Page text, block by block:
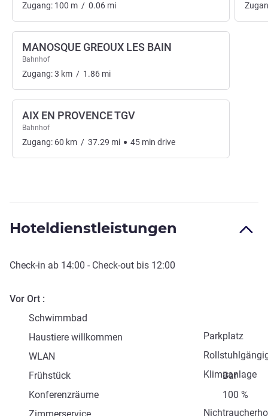
Zugang: 100 m / 0.06 mi
MANOSQUE GREOUX LES BAIN
Bahnhof
Zugang:3 km / 1.86 mi
AIX EN PROVENCE TGV
Bahnhof
Zugang: 60 km / 37.29 mi 45 min drive
Hoteldienstleistungen
Check-in ab 14:00 - Check-out bis 12:00
Vor Ort
Schwimmbad
Parkplatz
Haustiere willkommen
WLAN
Klimaanlage
Frühstück
Bar
Konferenzräume
100 %